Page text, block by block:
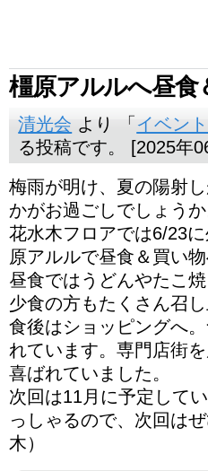
橿原アルルへ昼食
清光会 より 「 イベン
る投稿です。 [2025年
梅雨が明け、夏の陽射
かがお過ごしでしょうか
花水木フロアでは6/23
原アルルで昼食＆買い物
昼食ではうどんやたこ
少食の方もたくさん召
食後はショッピングへ
れています。専門店街
喜ばれていました。
次回は11月に予定して
っしゃるので、次回は
木）